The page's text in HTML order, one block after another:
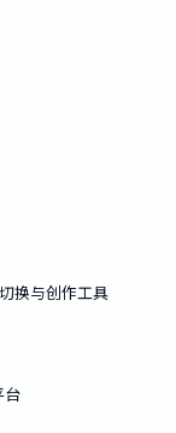
换与创作工具
台